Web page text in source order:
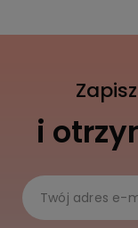
i
Twój adres e-